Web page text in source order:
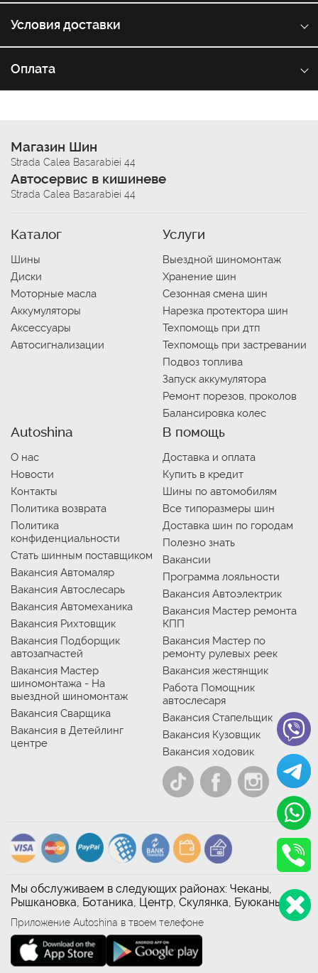
Условия доставки
Оплата
Магазин Шин
Strada Calea Basarabiei 44
Автосервис в кишиневе
Strada Calea Basarabiei 44
Каталог
Шины
Диски
Моторные масла
Аккумуляторы
Аксессуары
Автосигнализации
Услуги
Выездной шиномонтаж
Хранение шин
Сезонная смена шин
Нарезка протектора шин
Техпомощь при дтп
Техпомощь при застревании
Подвоз топлива
Запуск аккумулятора
Ремонт порезов, проколов
Балансировка колес
Autoshina
О нас
Новости
Контакты
Политика возврата
Политика
конфиденциальности
Стать шинным поставщиком
Вакансия Автомаляр
Вакансия Автослесарь
Вакансия Автомеханика
Вакансия Рихтовщик
Вакансия Подборщик
автозапчастей
Вакансия Мастер
шиномонтажа - На
выездной шиномонтаж
Вакансия Сварщика
Вакансия в Детейлинг
центре
В помощь
Доставка и оплата
Купить в кредит
Шины по автомобилям
Все типоразмеры шин
Доставка шин по городам
Полезно знать
Вакансии
Программа лояльности
Вакансия Автоэлектрик
Вакансия Мастер ремонта
КПП
Вакансия Мастер по
ремонту рулевых реек
Вакансия жестянщик
Работа Помощник
автослесаря
Вакансия Стапельщик
Вакансия Кузовщик
Вакансия ходовик
Мы обслуживаем в следующих районах: Чеканы,
Рышкановка, Ботаника, Центр, Скулянка, Буюканы
Приложение Autoshina в твоем телефоне